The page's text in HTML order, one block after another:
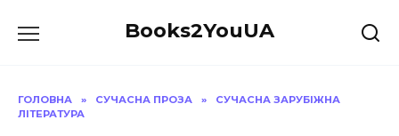
до
Books2YouUA
ГОЛОВНА » СУЧАСНА ПРОЗА »
СУЧАСНА ЗАРУБІЖНА
ЛІТЕРАТУРА